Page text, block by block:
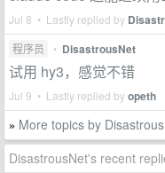
Jul 8 • Lastly replied by
程序员 • DisastrousNet
试用 hy3，感觉不错
Jul 9 • Lastly replied byopeth
» More topics by
DisastrousNet's recent